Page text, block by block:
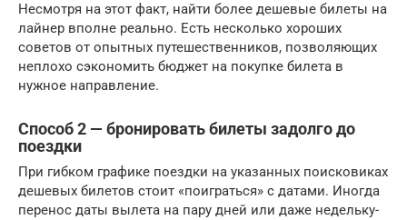
Несмотря на этот факт, найти более дешевые билеты на
лайнер вполне реально. Есть несколько хороших
советов от опытных путешественников, позволяющих
неплохо сэкономить бюджет на покупке билета в
нужное направление.
Способ 2 — бронировать билеты задолго до
поездки
При гибком графике поездки на указанных поисковиках
дешевых билетов стоит «поиграться» с датами. Иногда
перенос даты вылета на пару дней или даже недельку-